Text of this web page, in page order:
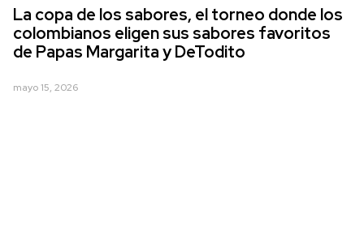
La copa de los sabores, el torneo donde los
colombianos eligen sus sabores favoritos
de Papas Margarita y DeTodito
mayo 15, 2026